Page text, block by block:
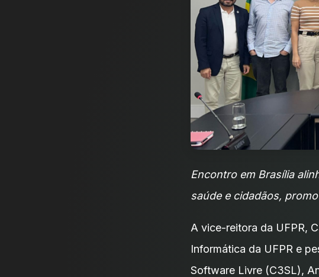
Encontro em Brasília
saúde e cidadãos,
A vice-reitora da UFPR,
Informática da UFPR e
Software Livre (C3SL),